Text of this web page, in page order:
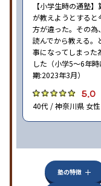
【小学生時の通塾
が教えようとすると
方が違った。その為
読んでから教える。
事になってしまった
した（小学5〜6年
期:2023年3月）
5.0
40代 / 神奈川県 女性
塾の特徴